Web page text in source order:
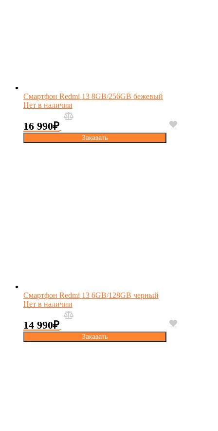
Смартфон Redmi 13 8GB/256GB бежевый
Нет в наличии
16 990₽
Заказать
Смартфон Redmi 13 6GB/128GB черный
Нет в наличии
14 990₽
Заказать